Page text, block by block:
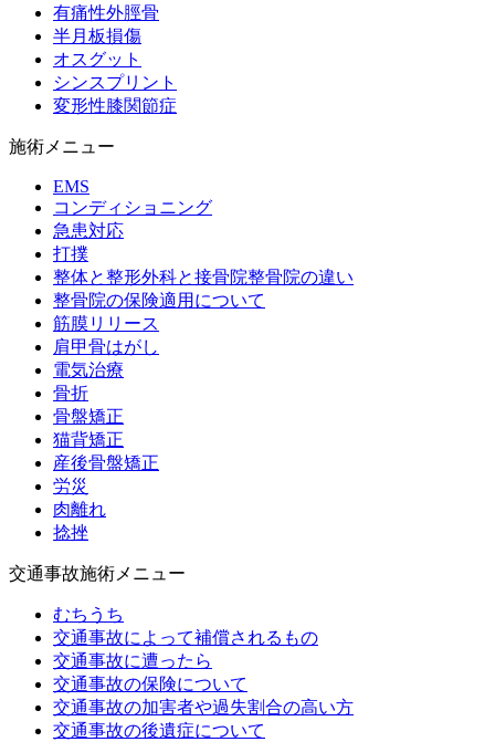
人身事故について
人身傷害特約と搭乗者損害保険について
加害者の方
医療機関の転院・併用
家族が交通事故に遭われた方へ
弁護士費用特約について
有痛性外脛骨
半月板損傷
オスグット
シンスプリント
変形性膝関節症
施術メニュー
EMS
コンディショニング
急患対応
打撲
整体と整形外科と接骨院整骨院の違い
整骨院の保険適用について
筋膜リリース
肩甲骨はがし
電気治療
骨折
骨盤矯正
猫背矯正
産後骨盤矯正
労災
肉離れ
捻挫
交通事故施術メニュー
むちうち
交通事故によって補償されるもの
交通事故に遭ったら
交通事故の保険について
交通事故の加害者や過失割合の高い方
交通事故の後遺症について